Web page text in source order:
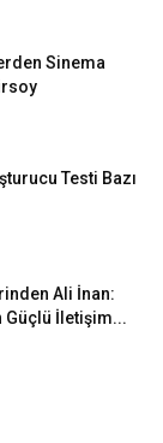
Sinema
Testi Bazı
Ali İnan:
Güçlü İletişim...